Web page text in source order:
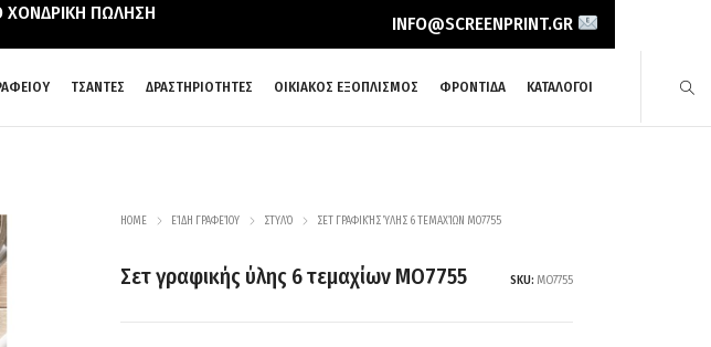
ΧΟΝΔΡΙΚΗ ΠΩΛΗΣΗ INFO@SCREENPRINT.GR
ΤΣΑΝΤΕΣ ΔΡΑΣΤΗΡΙΟΤΗΤΕΣ ΟΙΚΙΑΚΟΣ ΕΞΟΠΛΙΣΜΟΣ ΦΡΟΝΤΙΔΑ ΚΑΤΑΛΟΓΟΙ
HOME ΕΊΔΗ ΓΡΑΦΕΊΟΥ ΣΤΥΛΌ ΣΕΤ ΓΡΑΦΙΚΉΣ ΎΛΗΣ 6 ΤΕΜΑΧΊΩΝ MO7755
Σετ γραφικής ύλης 6 τεμαχίων MO7755 SKU: MO7755